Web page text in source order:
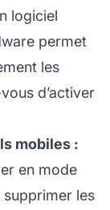
logiciel
permet
les
d’activer
mobiles :
en mode
les